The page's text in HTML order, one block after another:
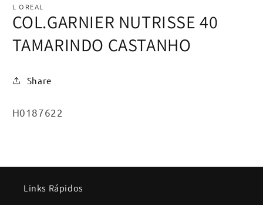
1
janela
modal
L OREAL
COL.GARNIER NUTRISSE 40
TAMARINDO CASTANHO
Share
SKU:
H0187622
Links Rápidos